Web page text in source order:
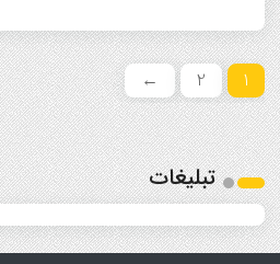
1
2
←
تبلیغات